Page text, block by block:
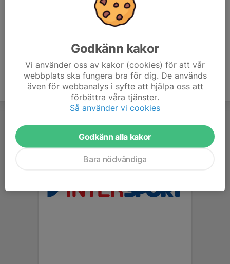
Godkänn kakor
Vi använder oss av kakor (cookies) för att vår
webbplats ska fungera bra för dig. De används
även för webbanalys i syfte att hjälpa oss att
förbättra våra tjänster.
Så använder vi cookies
Godkänn alla kakor
Bara nödvändiga